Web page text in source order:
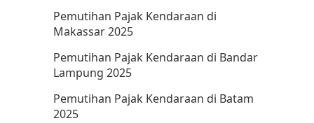
Pemutihan Pajak Kendaraan di
Makassar 2025
Pemutihan Pajak Kendaraan di Bandar
Lampung 2025
Pemutihan Pajak Kendaraan di Batam
2025